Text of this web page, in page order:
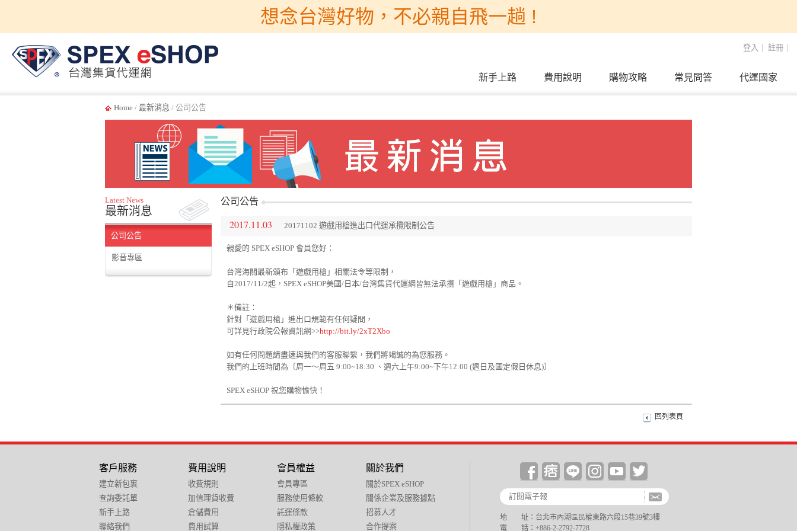
想念台灣好物，不必親自飛一趟 !
登入 註冊
代運國家
常見問答
購物攻略
費用說明
新手上路
Home / 最新消息 / 公司公告
Latest News
最新消息
公司公告
影音專區
公司公告
2017.11.03 20171102 遊戲用槍進出口代運承攬限制公告
親愛的 SPEX eSHOP 會員您好：
台灣海關最新頒布「遊戲用槍」相關法令等限制，
自2017/11/2起，SPEX eSHOP美國/日本/台灣集貨代運網皆無法承攬「遊戲用槍」商品。
＊備註：
針對「遊戲用槍」進出口規範有任何疑問，
可詳見行政院公報資訊網>>http://bit.ly/2xT2Xbo
如有任何問題請盡速與我們的客服聯繫，我們將竭誠的為您服務。
我們的上班時間為〔周一～周五 9:00~18:30 、週六上午9:00~下午12:00 (週日及國定假日休息)〕
SPEX eSHOP 祝您購物愉快！
回列表頁
客戶服務
建立新包裹
查詢委託單
新手上路
聯絡我們
費用說明
收費規則
加值理貨收費
倉儲費用
費用試算
會員權益
會員專區
服務使用條款
託運條款
隱私權政策
關於我們
關於SPEX eSHOP
關係企業及服務據點
招募人才
合作提案
地 址：台北市內湖區民權東路六段15巷39號3樓
電 話：+886-2-2792-7728